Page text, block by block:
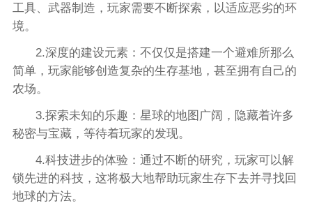
工具、武器制造，玩家需要不断探索，以适应恶劣的环
境。
2.深度的建设元素：不仅仅是搭建一个避难所那么
简单，玩家能够创造复杂的生存基地，甚至拥有自己的
农场。
3.探索未知的乐趣：星球的地图广阔，隐藏着许多
秘密与宝藏，等待着玩家的发现。
4.科技进步的体验：通过不断的研究，玩家可以解
锁先进的科技，这将极大地帮助玩家生存下去并寻找回
地球的方法。